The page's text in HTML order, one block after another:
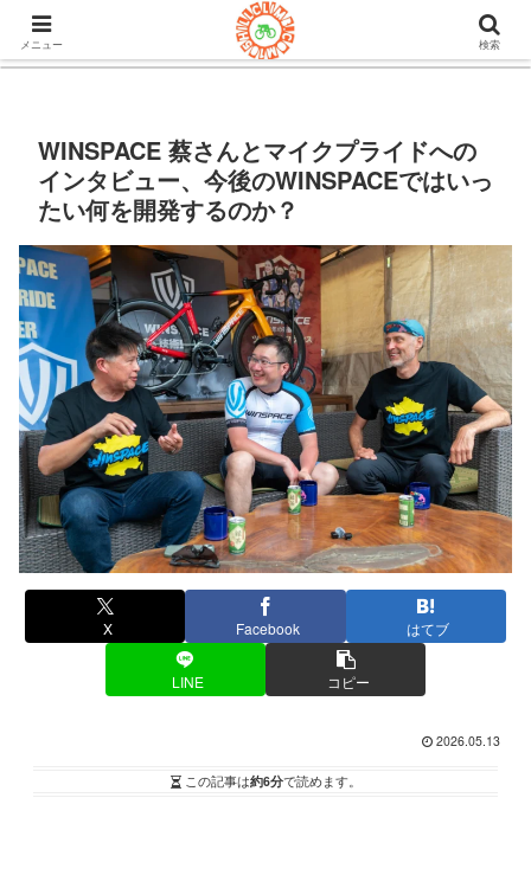
105ヒルクライム.comはロードバイク&グラベルのブログ。機材や
チューブレスタイヤのインプレや房総半島ライドの情報など。
WINSPACE 蔡さんとマイクプライドへの
インタビュー、今後のWINSPACEではいっ
たい何を開発するのか？
X Facebook はてブ
LINE コピー
2026.05.13
この記事は約6分で読めます。
メニュー 検索